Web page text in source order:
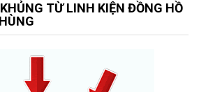
TỪ LINH KIỆN ĐỒNG HỒ